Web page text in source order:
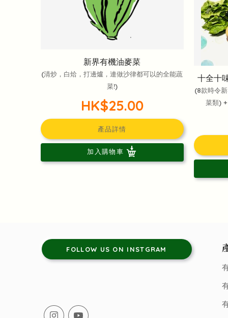
新界有機油麥菜
(清炒，白烚，打邊爐，連做沙律都可以的全能蔬
菜!)
HK$25.00
產品詳情
加入購物車
十全十
(8款時令
菜類)
FOLLOW US ON INSTGRAM